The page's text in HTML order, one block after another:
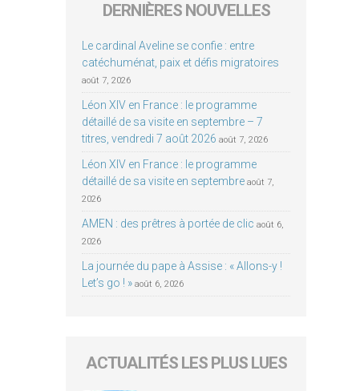
DERNIÈRES NOUVELLES
Le cardinal Aveline se confie : entre
catéchuménat, paix et défis migratoires
août 7, 2026
Léon XIV en France : le programme
détaillé de sa visite en septembre – 7
titres, vendredi 7 août 2026 août 7, 2026
Léon XIV en France : le programme
détaillé de sa visite en septembre août 7,
2026
AMEN : des prêtres à portée de clic août 6,
2026
La journée du pape à Assise : « Allons-y !
Let’s go ! » août 6, 2026
ACTUALITÉS LES PLUS LUES